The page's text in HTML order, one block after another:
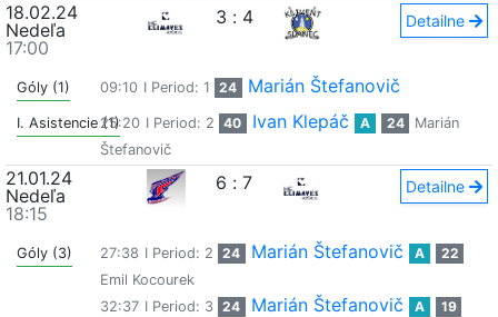
18.02.24
Nedeľa
17:00
3 : 4 Detailne
Góly (1) 09:10 I Period: 1 24 Marián Štefanovič
I. Asistencie (1)25:20 I Period: 2 40 Ivan Klepáč A 24
Marián
Štefanovič
21.01.24
Nedeľa
18:15
6 : 7 Detailne
Góly (3) 27:38 I Period: 2 24 Marián Štefanovič A
22
Emil Kocourek
32:37 I Period: 3 24 Marián Štefanovič A
19